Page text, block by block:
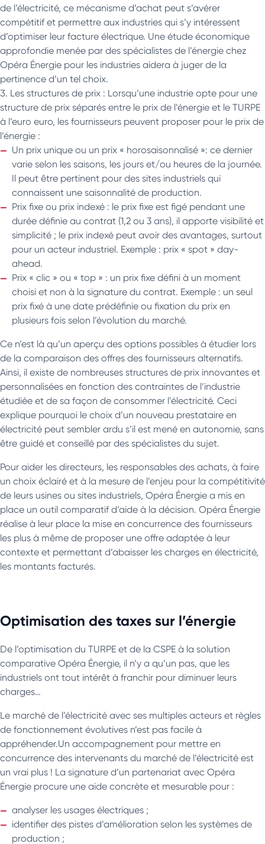
de l’électricité, ce mécanisme d’achat peut s’avérer
compétitif et permettre aux industries qui s’y intéressent
d’optimiser leur facture électrique. Une étude économique
approfondie menée par des spécialistes de l’énergie chez
Opéra Énergie pour les industries aidera à juger de la
pertinence d’un tel choix.
Les structures de prix : Lorsqu’une industrie opte pour une
structure de prix séparés entre le prix de l’énergie et le TURPE
à l’euro euro, les fournisseurs peuvent proposer pour le prix de
l’énergie :
Un prix unique ou un prix « horosaisonnalisé »: ce dernier
varie selon les saisons, les jours et/ou heures de la journée.
Il peut être pertinent pour des sites industriels qui
connaissent une saisonnalité de production.
Prix fixe ou prix indexé : le prix fixe est figé pendant une
durée définie au contrat (1,2 ou 3 ans), il apporte visibilité et
simplicité ; le prix indexé peut avoir des avantages, surtout
pour un acteur industriel. Exemple : prix « spot » day-
ahead.
Prix « clic » ou « top » : un prix fixe défini à un moment
choisi et non à la signature du contrat. Exemple : un seul
prix fixé à une date prédéfinie ou fixation du prix en
plusieurs fois selon l’évolution du marché.
Ce n’est là qu’un aperçu des options possibles à étudier lors
de la comparaison des offres des fournisseurs alternatifs.
Ainsi, il existe de nombreuses structures de prix innovantes et
personnalisées en fonction des contraintes de l’industrie
étudiée et de sa façon de consommer l’électricité. Ceci
explique pourquoi le choix d’un nouveau prestataire en
électricité peut sembler ardu s’il est mené en autonomie, sans
être guidé et conseillé par des spécialistes du sujet.
Pour aider les directeurs, les responsables des achats, à faire
un choix éclairé et à la mesure de l’enjeu pour la compétitivité
de leurs usines ou sites industriels, Opéra Énergie a mis en
place un outil comparatif d’aide à la décision. Opéra Énergie
réalise à leur place la mise en concurrence des fournisseurs
les plus à même de proposer une offre adaptée à leur
contexte et permettant d’abaisser les charges en électricité,
les montants facturés.
Optimisation des taxes sur l’énergie
De l’optimisation du TURPE et de la CSPE à la solution
comparative Opéra Énergie, il n’y a qu’un pas, que les
industriels ont tout intérêt à franchir pour diminuer leurs
charges…
Le marché de l’électricité avec ses multiples acteurs et règles
de fonctionnement évolutives n’est pas facile à
appréhender.Un accompagnement pour mettre en
concurrence des intervenants du marché de l’électricité est
un vrai plus ! La signature d’un partenariat avec Opéra
Énergie procure une aide concrète et mesurable pour :
analyser les usages électriques ;
identifier des pistes d’amélioration selon les systèmes de
production ;